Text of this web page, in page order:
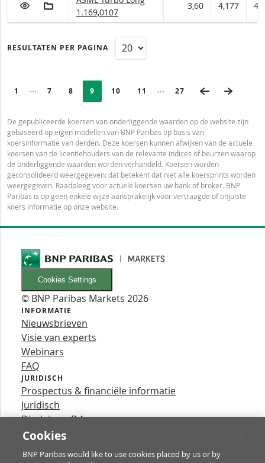
1.169,0107
3,60 4,177
RESULTATEN PER PAGINA
PAGE
1 Ingeklapte pagina’s
PAGINA
7 PAGINA
8 Selected:
PAGINA
9 PAGINA
10 PAGINA
11 Ingeklapte pagina’s
LAATSTE PAGINA
27 VORIGE
De gepubliceerde koersen van onderliggende waarden op de website zijn
gebaseerd op eigen modellen van BNP Paribas op basis van
koersinformatie van derden. Deze koersen kunnen afwijken van de actuele
koersen van de licentiehouders van de relevante indices of beurzen waarop
de onderliggende waarden worden verhandeld. Koersen worden
geconsolideerd weergegeven: dat betekent dat niet alle koersprints worden
weergegeven. Raadpleeg voor actuele koersen uw bank of broker. BNP
Paribas is op geen enkele wijze aansprakelijk voor vertraagde of onjuiste
koers informatie op onze website.
Cookies Settings
© BNP Paribas Markets 2026
INFORMATIE
Nieuwsbrieven
Visie van experts
Webinars
FAQ
JURIDISCH
Prospectus & financiële informatie
Juridisch
Disclaimer B.A.
Privacy
YouTube
Cookies
BNP Paribas would like to use cookies placed by us or by